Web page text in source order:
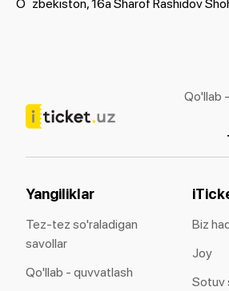
O`zbekiston, 16а Sharof Rashidov
Qo'llab
Yangiliklar
Tez-tez so'raladigan
savollar
Qo'llab - quvvatlash
Biz
Joy
Sotuv